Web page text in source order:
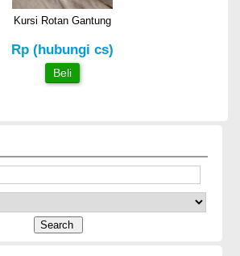
Kursi Rotan Gantung
Rp (hubungi cs)
Beli